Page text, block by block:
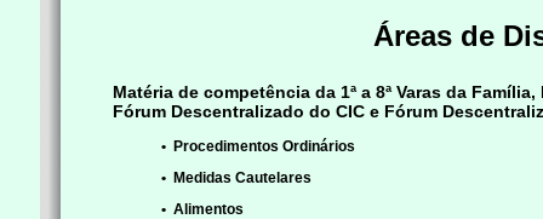
Áreas de
Matéria de competência da 1ª a 8ª Varas da
Fórum Descentralizado do CIC e Fórum
• Procedimentos Ordinários
• Medidas Cautelares
• Alimentos